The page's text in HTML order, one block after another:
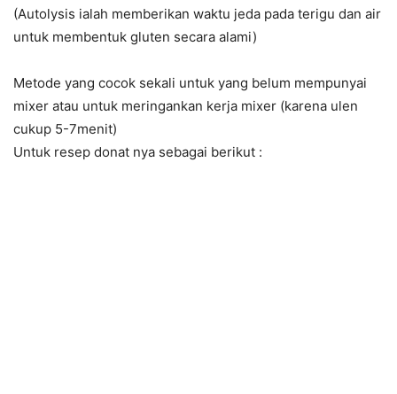
(Autolysis ialah memberikan waktu jeda pada terigu dan air
untuk membentuk gluten secara alami)
Metode yang cocok sekali untuk yang belum mempunyai
mixer atau untuk meringankan kerja mixer (karena ulen
cukup 5-7menit)
Untuk resep donat nya sebagai berikut :